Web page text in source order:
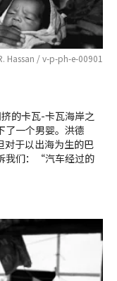
Hassan / v-p-ph-e-00901
的卡瓦-卡瓦海岸之
了一个男婴。洪德
对于以出海为生的巴
我们：“汽车经过的